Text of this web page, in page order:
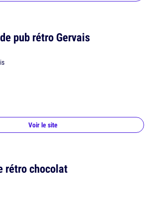
pub rétro Gervais
Voir le site
rétro chocolat